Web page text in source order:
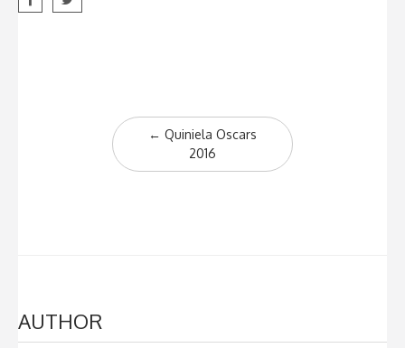
navigation
← Quiniela Oscars
2016
AUTHOR